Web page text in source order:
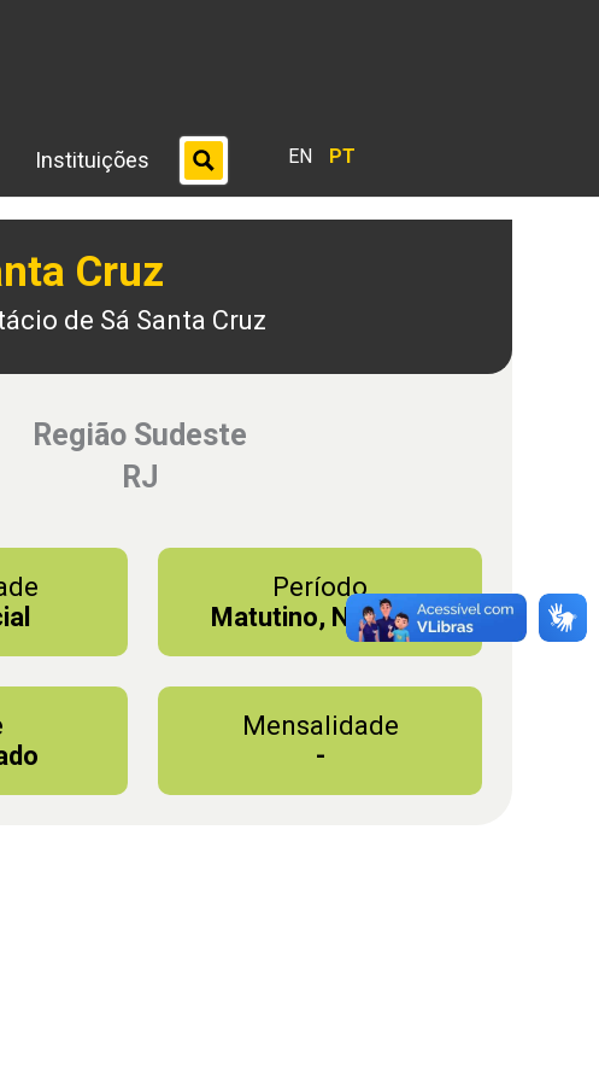
Instituições EN PT
Cruz
de Sá Santa Cruz
Região Sudeste
RJ
Período
Matutino, Noturno
Mensalidade
-